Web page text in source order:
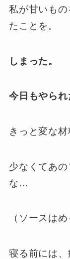
私が甘いも
たことを。
しまった。
今日もやられ
きっと変な材
少なくてあ
な…
（ソースは
寝る前には